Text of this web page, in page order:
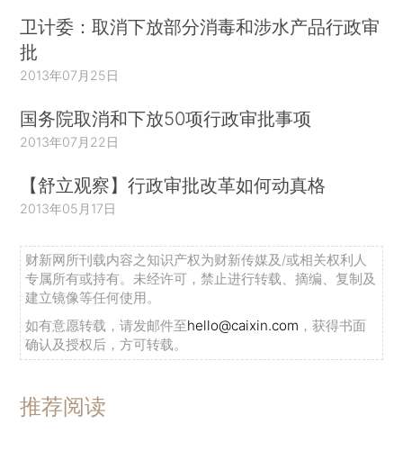
卫计委：取消下放部分消毒和涉水产品行政审
批
2013年07月25日
国务院取消和下放50项行政审批事项
2013年07月22日
【舒立观察】行政审批改革如何动真格
2013年05月17日
财新网所刊载内容之知识产权为财新传媒及/或相关权利人
专属所有或持有。未经许可，禁止进行转载、摘编、复制及
建立镜像等任何使用。
如有意愿转载，请发邮件至hello@caixin.com ，获得书面
确认及授权后，方可转载。
推荐阅读